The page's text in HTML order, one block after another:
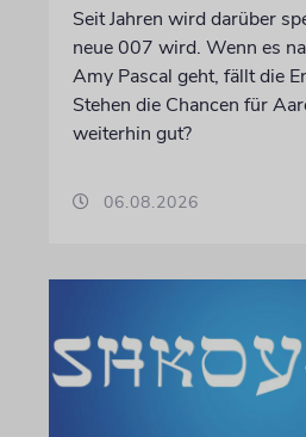
Seit Jahren wird darüber
neue 007 wird. Wenn es
Amy Pascal geht, fällt die
Stehen die Chancen für
weiterhin gut?
06.08.2026